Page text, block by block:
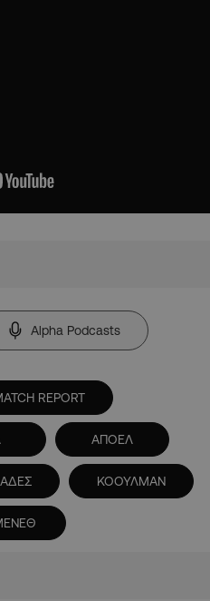
Alpha Podcasts
REPORT
ΑΠΟΕΛ
ΚΟΟΥΛΜΑΝ